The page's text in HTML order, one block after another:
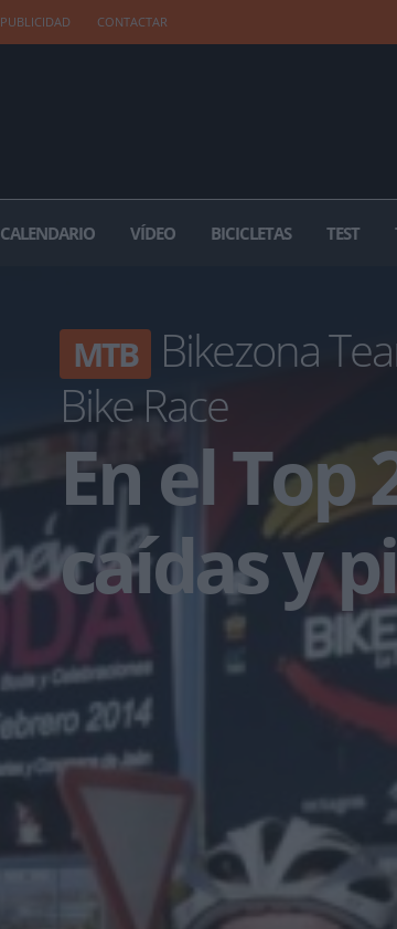
PUBLICIDAD CONTACTAR
CALENDARIO VÍDEO BICICLETAS TEST
MTB Bikezona
Bike Race
En el Top
caídas y